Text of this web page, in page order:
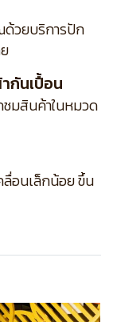
วยบริการปัก
กันเปื้อน
มสินค้าในหมวด
อนเล็กน้อย ขึ้น